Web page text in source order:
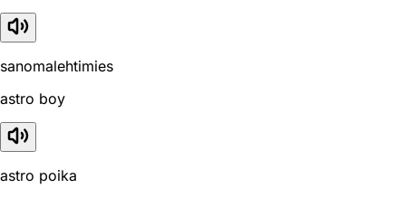
sanomalehtimies
astro boy
astro poika